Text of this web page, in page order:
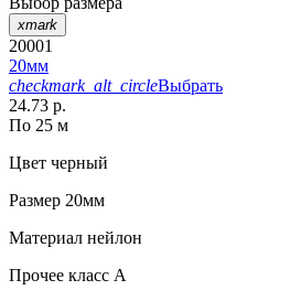
xmark
20001
20мм
checkmark_alt_circleВыбрать
24.73 р.
По 25 м
Цвет черный
Размер 20мм
Материал нейлон
Прочее класс А